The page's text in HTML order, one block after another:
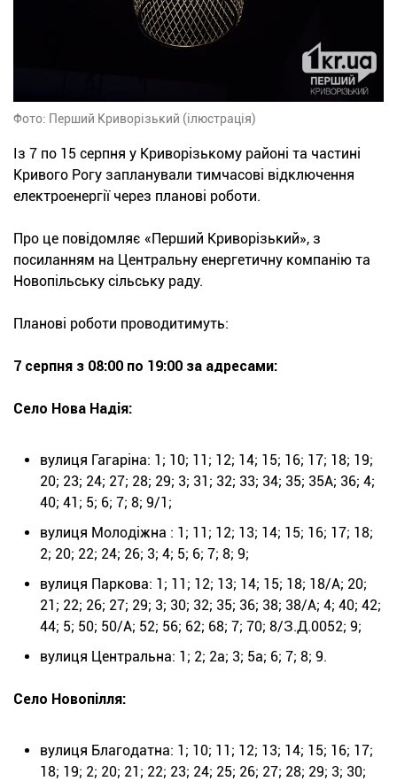
Фото: Перший Криворізький (ілюстрація)
Із 7 по 15 серпня у Криворізькому районі та частині
Кривого Рогу запланували тимчасові відключення
електроенергії через планові роботи.
Про це повідомляє «Перший Криворізький», з
посиланням на Центральну енергетичну компанію та
Новопільську сільську раду.
Планові роботи проводитимуть:
7 серпня з 08:00 по 19:00 за адресами:
Село Нова Надія:
вулиця Гагаріна: 1; 10; 11; 12; 14; 15; 16; 17; 18; 19;
20; 23; 24; 27; 28; 29; 3; 31; 32; 33; 34; 35; 35А; 36; 4;
40; 41; 5; 6; 7; 8; 9/1;
вулиця Молодіжна : 1; 11; 12; 13; 14; 15; 16; 17; 18;
2; 20; 22; 24; 26; 3; 4; 5; 6; 7; 8; 9;
вулиця Паркова: 1; 11; 12; 13; 14; 15; 18; 18/А; 20;
21; 22; 26; 27; 29; 3; 30; 32; 35; 36; 38; 38/А; 4; 40; 42;
44; 5; 50; 50/А; 52; 56; 62; 68; 7; 70; 8/З.Д.0052; 9;
вулиця Центральна: 1; 2; 2а; 3; 5а; 6; 7; 8; 9.
Село Новопілля:
вулиця Благодатна: 1; 10; 11; 12; 13; 14; 15; 16; 17;
18; 19; 2; 20; 21; 22; 23; 24; 25; 26; 27; 28; 29; 3; 30;